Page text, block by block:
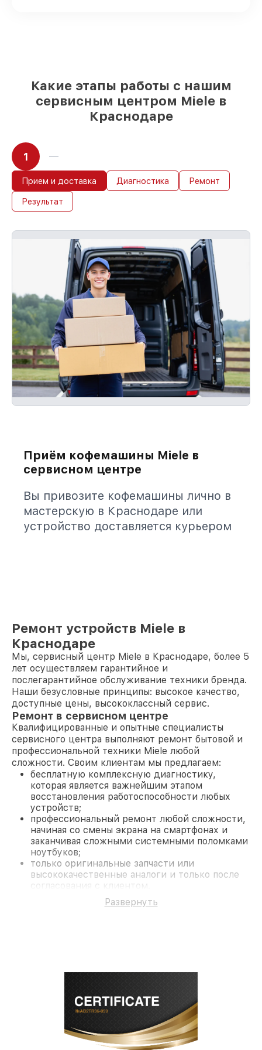
Какие этапы работы с нашим
сервисным центром Miele в
Краснодаре
1
Прием и доставка Диагностика Ремонт
Результат
Приём кофемашины Miele в
сервисном центре
Вы привозите кофемашины лично в
мастерскую в Краснодаре или
устройство доставляется курьером
Ремонт устройств Miele в
Краснодаре
Мы, сервисный центр Miele в Краснодаре, более 5
лет осуществляем гарантийное и
послегарантийное обслуживание техники бренда.
Наши безусловные принципы: высокое качество,
доступные цены, высококлассный сервис.
Ремонт в сервисном центре
Квалифицированные и опытные специалисты
сервисного центра выполняют ремонт бытовой и
профессиональной техники Miele любой
сложности. Своим клиентам мы предлагаем:
бесплатную комплексную диагностику,
которая является важнейшим этапом
восстановления работоспособности любых
устройств;
профессиональный ремонт любой сложности,
начиная со смены экрана на смартфонах и
заканчивая сложными системными поломками
ноутбуков;
только оригинальные запчасти или
высококачественные аналоги и только после
согласования с клиентом.
На все работы и замененные комплектующие
предоставляется длительная гарантия. В случае
современное оборудование и
лицензированное ПО в ремонтно-
диагностических мастерских;
собственный склад комплектующих, что
позволяет сократить сроки
Развернуть